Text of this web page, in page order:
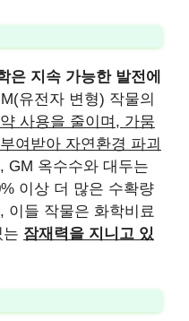
은 지속 가능한 발전에
유전자 변형) 작물의
사용을 줄이며, 가뭄
여받아 자연환경 파괴
GM 옥수수와 대두는
이상 더 많은 수확량
이들 작물은 화학비료
잠재력을 지니고 있